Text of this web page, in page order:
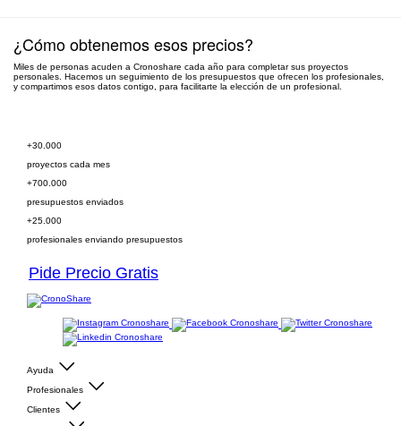
¿Cómo obtenemos esos precios?
Miles de personas acuden a Cronoshare cada año para completar sus proyectos
personales. Hacemos un seguimiento de los presupuestos que ofrecen los profesionales,
y compartimos esos datos contigo, para facilitarte la elección de un profesional.
+30.000
proyectos cada mes
+700.000
presupuestos enviados
+25.000
profesionales enviando presupuestos
Pide Precio Gratis
Ayuda
Profesionales
Clientes